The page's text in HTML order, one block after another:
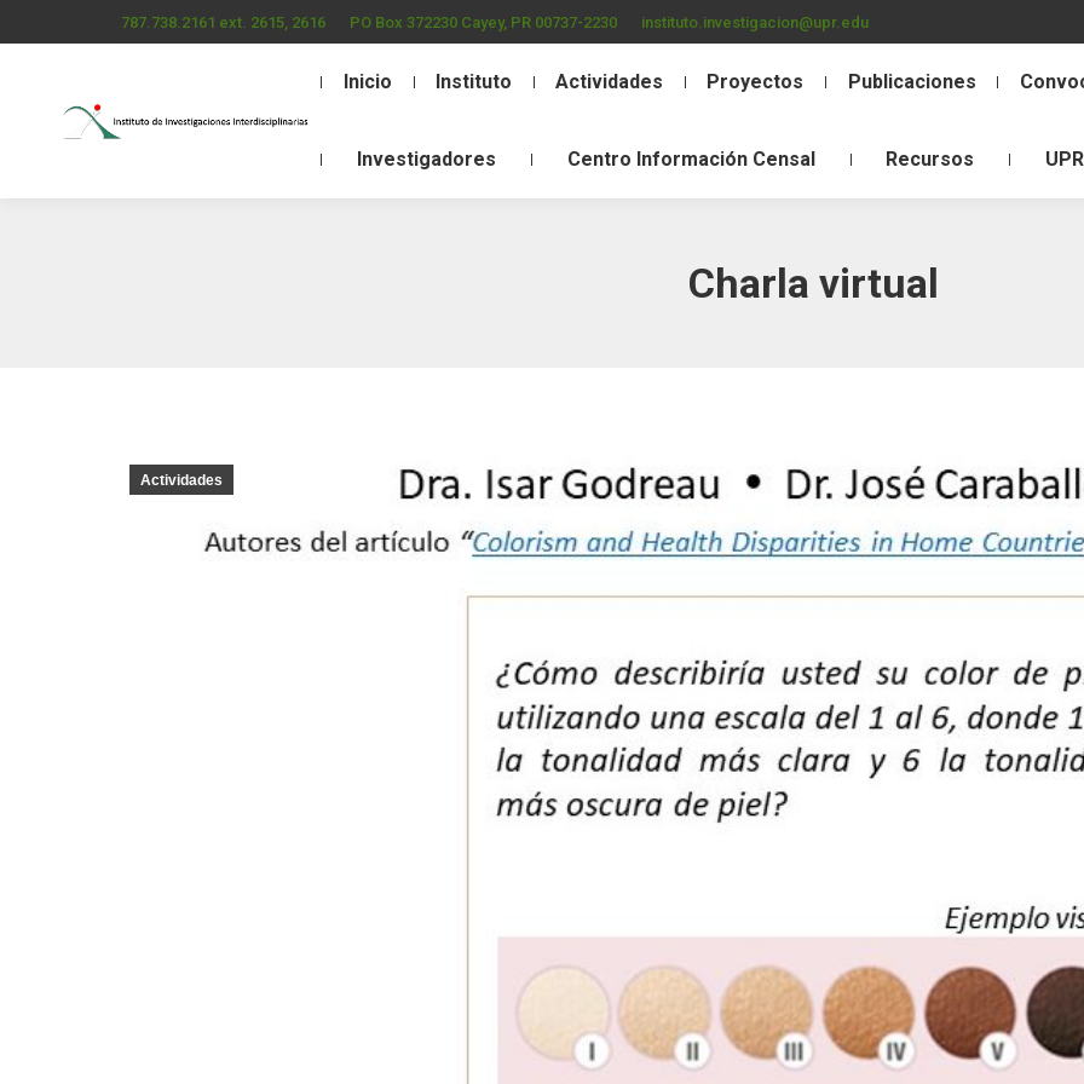
787.738.2161 ext. 2615, 2616 PO Box 372230 Cayey, PR 00737-2230 instituto.investigacion@upr.edu
Inicio Instituto Actividades Proyectos Publicaciones
Investigadores Centro Información Censal Recursos
Charla virtual
Actividades